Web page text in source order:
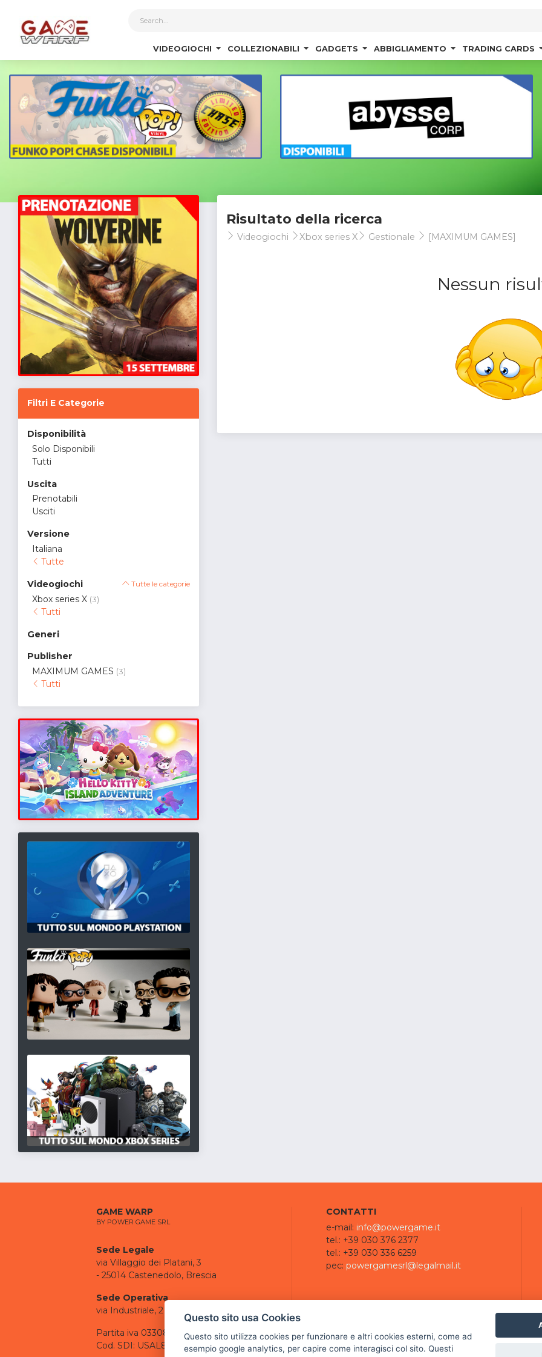
VIDEOGIOCHI COLLEZIONABILI GADGETS ABBIGLIAMENTO TRADING CARDS
Filtri E Categorie
Disponibilità
Solo Disponibili
Tutti
Uscita
Prenotabili
Usciti
Versione
Italiana
Tutte
Videogiochi Tutte le categorie
Xbox series X (3)
Tutti
Generi
Publisher
MAXIMUM GAMES (3)
Tutti
Risultato della ricerca
Videogiochi Xbox series X Gestionale [MAXIMUM GAMES]
Nessun
GAME WARP
BY POWER GAME SRL
Sede Legale
via Villaggio dei Platani, 3
- 25014 Castenedolo, Brescia
Sede Operativa
via Industriale, 2 - 25082 Botticino, BS
Partita iva 03308130982
Cod. SDI: USAL8PV
CONTATTI
e-mail: info@powergame.it
tel.: +39 030 376 2377
tel.: +39 030 336 6259
pec: powergamesrl@legalmail.it
Questo sito usa Cookies
Questo sito utilizza cookies per funzionare e altri cookies esterni, come ad
esempio google analytics, per capire come interagisci col sito. Questi